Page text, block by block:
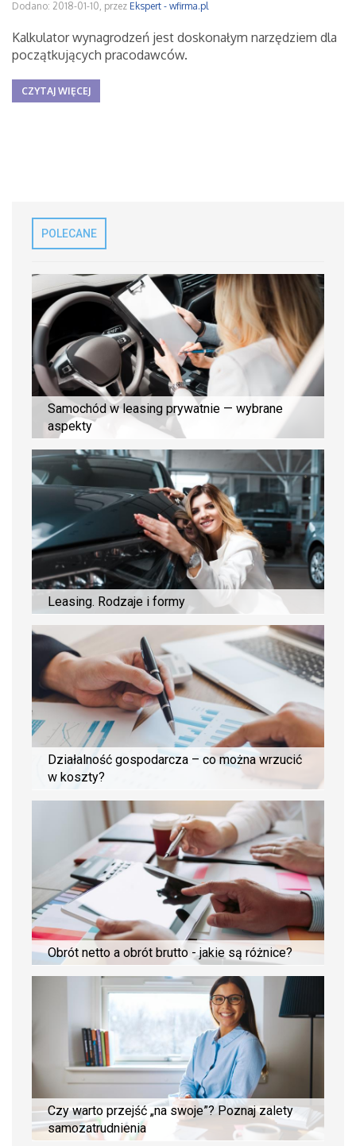
Dodano: 2018-01-10, przez Ekspert - wfirma.pl
Kalkulator wynagrodzeń jest doskonałym narzędziem dla
początkujących pracodawców.
CZYTAJ WIĘCEJ
POLECANE
Samochód w leasing prywatnie — wybrane
aspekty
Leasing. Rodzaje i formy
Działalność gospodarcza – co można wrzucić
w koszty?
Obrót netto a obrót brutto - jakie są różnice?
Czy warto przejść „na swoje”? Poznaj zalety
samozatrudnienia